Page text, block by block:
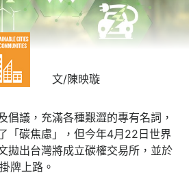
文/陳映璇
倡議，充滿各種艱澀的專有名詞，
「碳焦慮」，但今年4月22日世界
拋出台灣將成立碳權交易所，並於
牌上路。